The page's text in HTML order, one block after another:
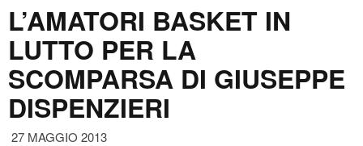
L’AMATORI BASKET IN
LUTTO PER LA
SCOMPARSA DI GIUSEPPE
DISPENZIERI
27 MAGGIO 2013